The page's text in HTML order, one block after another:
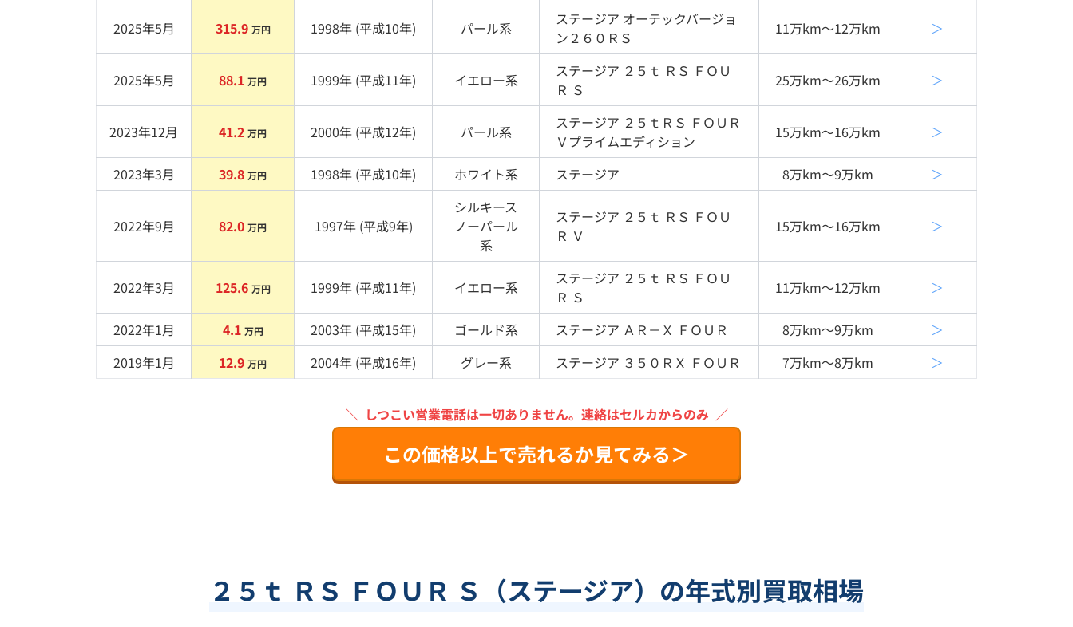
2025年5月 315.9 万円 1998年 (平成10年) パール系 ステージア オーテックバージョ
ン２６０ＲＳ
11万km〜12万km ＞
2025年5月 88.1 万円 1999年 (平成11年) イエロー系 ステージア ２５ｔ ＲＳ ＦＯＵ
Ｒ Ｓ
25万km〜26万km ＞
2023年12月 41.2 万円 2000年 (平成12年) パール系 ステージア ２５ｔＲＳ ＦＯＵＲ
Ｖプライムエディション
15万km〜16万km ＞
2023年3月 39.8 万円 1998年 (平成10年) ホワイト系 ステージア 8万km〜9万km ＞
2022年9月 82.0 万円 1997年 (平成9年)
シルキース
ノーパール
系
ステージア ２５ｔ ＲＳ ＦＯＵ
Ｒ Ｖ
15万km〜16万km ＞
2022年3月 125.6 万円 1999年 (平成11年) イエロー系 ステージア ２５ｔ ＲＳ ＦＯＵ
Ｒ Ｓ
11万km〜12万km ＞
2022年1月 4.1 万円 2003年 (平成15年) ゴールド系 ステージア ＡＲ－Ｘ ＦＯＵＲ 8万km〜9万km
＞
2019年1月
12.9 万円 2004年 (平成16年) グレー系 ステージア ３５０ＲＸ ＦＯＵＲ 7万km〜8万km ＞
＼ しつこい営業電話は一切ありません。 連絡はセルカからのみ ／
この価格以上で売れるか見てみる＞
２５ｔ ＲＳ ＦＯＵＲ Ｓ（ステージア）の年式別買取相場